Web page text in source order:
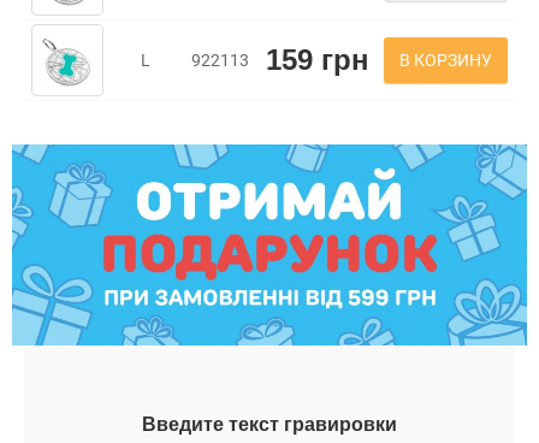
L 922113 159 грн В КОРЗИНУ
Введите текст гравировки